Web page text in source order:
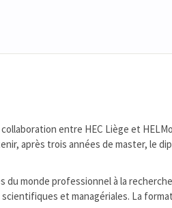
entre HEC Liège et
après trois années de master, le
monde professionnel à la recherche
et managériales. La